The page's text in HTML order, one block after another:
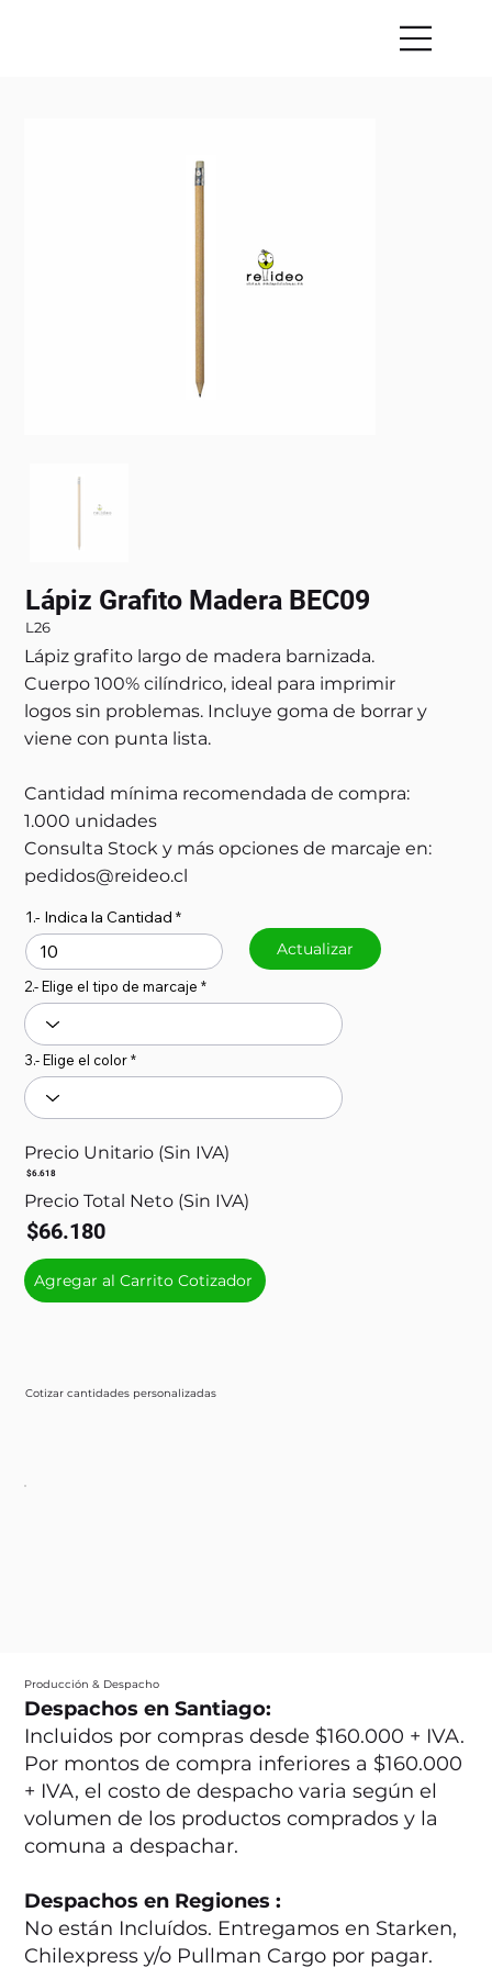
Lápiz Grafito Madera BEC09
L26
Lápiz grafito largo de madera barnizada.
Cuerpo 100% cilíndrico, ideal para imprimir
logos sin problemas. Incluye goma de borrar y
viene con punta lista.
Cantidad mínima recomendada de compra:
1.000 unidades
Consulta Stock y más opciones de marcaje en:
pedidos@reideo.cl
Cotizar cantidades personalizadas
1.- Indica la Cantidad
Actualizar
2.- Elige el tipo de marcaje
3.- Elige el color
Precio Unitario (Sin IVA)
$6.618
Precio Total Neto (Sin IVA)
$66.180
Agregar al Carrito Cotizador
Producción & Despacho
Despachos en Santiago:
Incluidos por compras desde $160.000 + IVA.
Por montos de compra inferiores a $160.000
+ IVA, el costo de despacho varia según el
volumen de los productos comprados y la
comuna a despachar.
Despachos en Regiones :
No están Incluídos. Entregamos en Starken,
Chilexpress y/o Pullman Cargo por pagar.